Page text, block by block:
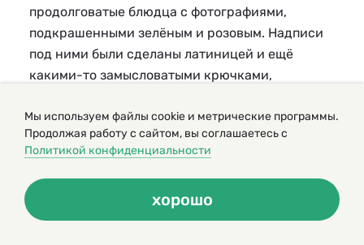
продолговатые блюдца с фотографиями,
подкрашенными зелёным и розовым. Надписи
под ними были сделаны латиницей и ещё
какими-то замысловатыми крючками,
портретов валялось среди ржавого мусора в
провалах могил.
Быстро темнело. Кто-то вспомнил историю
мальчика, который выкопал на кладбище череп
и спрятал дома под ванну. «А мать мыла пол и
Мы используем файлы cookie и метрические программы.
Продолжая работу с сайтом, вы соглашаетесь с
Политикой конфиденциальности
хорошо